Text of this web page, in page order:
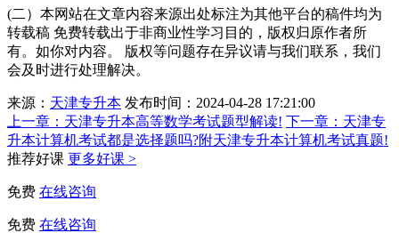
(二）本网站在文章内容来源出处标注为其他平台的稿件均为
转载稿 免费转载出于非商业性学习目的，版权归原作者所
有。如你对内容。 版权等问题存在异议请与我们联系，我们
会及时进行处理解决。
来源： 天津专升本 发布时间：2024-04-28 17:21:00
上一章： 天津专升本高等数学考试题型解读! 下一章： 天津专
升本计算机考试都是选择题吗?附天津专升本计算机考试真题!
推荐好课 更多好课 >
免费 在线咨询
免费 在线咨询